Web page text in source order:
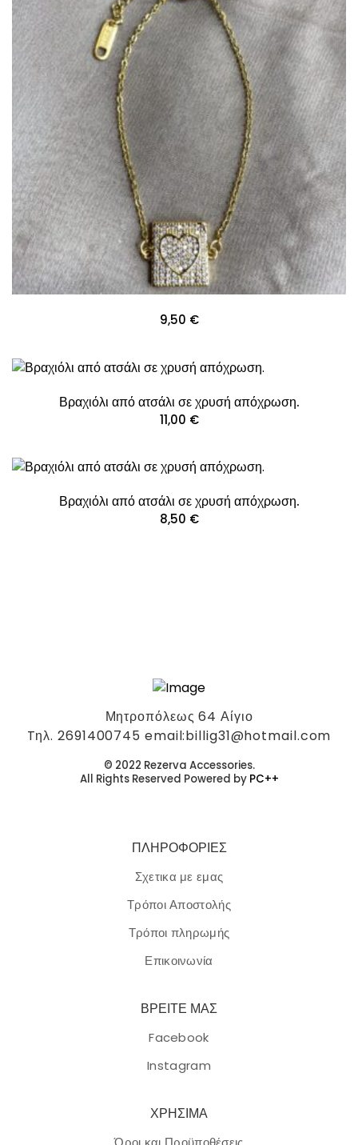
9,50 €
Βραχιόλι από ατσάλι σε χρυσή απόχρωση.
11,00 €
Βραχιόλι από ατσάλι σε χρυσή απόχρωση.
8,50 €
Μητροπόλεως 64 Αίγιο
Tηλ. 2691400745 email:billig31@hotmail.com
© 2022 Rezerva Accessories.
All Rights Reserved Powered by PC++
ΠΛΗΡΟΦΟΡΙΕΣ
Σχετικα με εμας
Τρόποι Αποστολής
Τρόποι πληρωμής
Επικοινωνία
ΒΡΕΙΤΕ ΜΑΣ
Facebook
Instagram
ΧΡΗΣΙΜΑ